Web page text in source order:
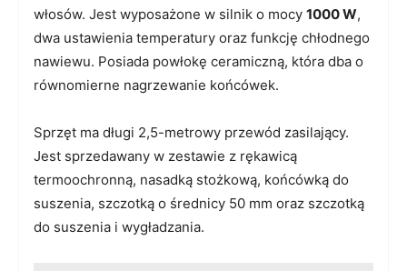
włosów. Jest wyposażone w silnik o mocy 1000 W,
dwa ustawienia temperatury oraz funkcję chłodnego
nawiewu. Posiada powłokę ceramiczną, która dba o
równomierne nagrzewanie końcówek.
Sprzęt ma długi 2,5-metrowy przewód zasilający.
Jest sprzedawany w zestawie z rękawicą
termoochronną, nasadką stożkową, końcówką do
suszenia, szczotką o średnicy 50 mm oraz szczotką
do suszenia i wygładzania.